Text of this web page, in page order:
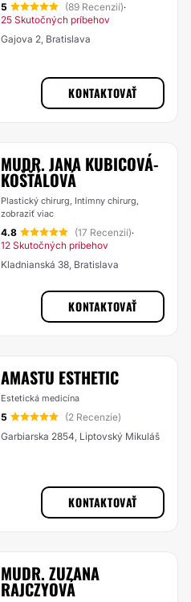
5 (89 Recenzií)·
25 Skutočných príbehov
Gajova 2, Bratislava
KONTAKTOVAŤ
MUDR. JANA KUBICOVÁ-
KOŠŤÁLOVÁ
Plastický chirurg, Intímny chirurg,
zobraziť viac
4.8 (17 Recenzií)·
12 Skutočných príbehov
Kladnianská 38, Bratislava
KONTAKTOVAŤ
AMASTU ESTHETIC
Estetická medicína
5
(2 Recenzie)
Garbiarska 2854, Liptovský Mikuláš
KONTAKTOVAŤ
MUDR. ZUZANA
RAJCZYOVÁ